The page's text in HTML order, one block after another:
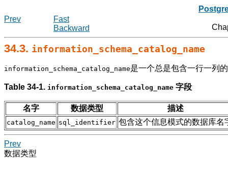
Prev
Fast
Backward
34.3. information_schema_catalog_name
information_schema_catalog_name是一个总是包含一行一列
Table 34-1. information_schema_catalog_name 字段
名字 数据类型 描述
catalog_name sql_identifier 包含这个信息模式的数据库名
Prev
数据类型